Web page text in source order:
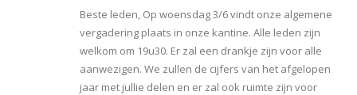
Beste leden, Op woensdag 3/6 vindt onze algemene
vergadering plaats in onze kantine. Alle leden zijn
welkom om 19u30. Er zal een drankje zijn voor alle
aanwezigen. We zullen de cijfers van het afgelopen
jaar met jullie delen en er zal ook ruimte zijn voor